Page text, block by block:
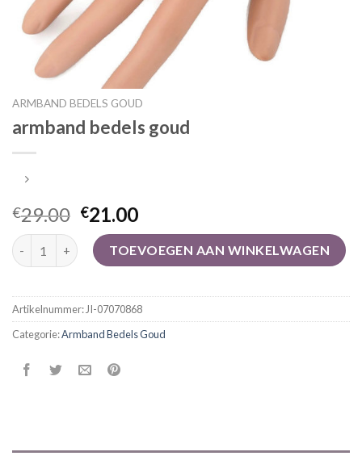
ARMBAND BEDELS GOUD
armband bedels goud
€29.00 €21.00
armband bedels goud aantalTOEVOEGEN AAN WINKELWAGEN
Artikelnummer:JI-07070868
Categorie:Armband Bedels Goud